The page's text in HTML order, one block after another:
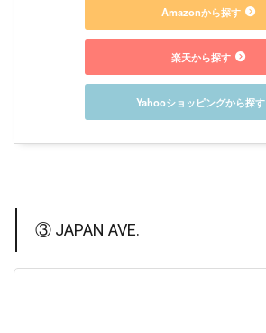
Amazonから探す
楽天から探す
Yahooショッピングから探す
③ JAPAN AVE.